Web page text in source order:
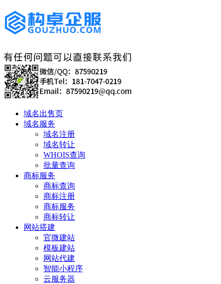
域名出售页
域名服务
域名注册
域名转让
WHOIS查询
批量查询
商标服务
商标查询
商标注册
商标服务
商标转让
网站搭建
官微建站
模板建站
网站代建
智能小程序
云服务器